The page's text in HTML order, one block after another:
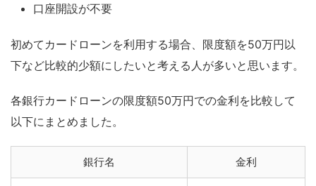
口座開設が不要
初めてカードローンを利用する場合、限度額を50万円以
下など比較的少額にしたいと考える人が多いと思います。
各銀行カードローンの限度額50万円での金利を比較して
以下にまとめました。
銀行名 金利